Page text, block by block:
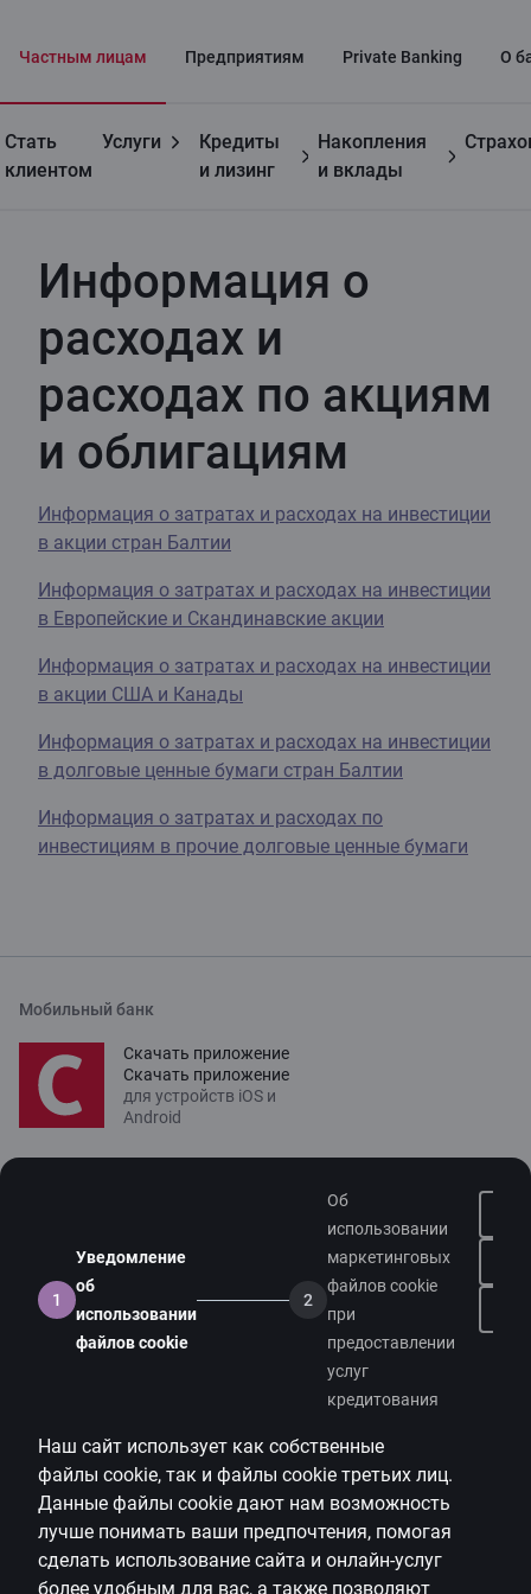
1
Уведомление
об
использовании
файлов cookie
2
Об
использовании
маркетинговых
файлов cookie
при
предоставлении
услуг
кредитования
Наш сайт использует как собственные
файлы cookie, так и файлы cookie третьих лиц.
Данные файлы cookie дают нам возможность
лучше понимать ваши предпочтения, помогая
сделать использование сайта и онлайн-услуг
более удобным для вас, а также позволяют
Частным лицaм Предприятиям Private Banking О
Стать
клиентом
Услуги
Кредиты
и лизинг
Накопления
и вклады
Полезно
Информация о расходах и расходах по акциям и
Информация о
расходах и
расходах по акциям
и облигациям
Информация о затратах и расходах на инвестиции
в акции стран Балтии
Информация о затратах и расходах на инвестиции
в Европейские и Скандинавские акции
Информация о затратах и расходах на инвестиции
в акции США и Канады
Информация о затратах и расходах на инвестиции
в долговые ценные бумаги стран Балтии
Информация о затратах и расходах по
инвестициям в прочие долговые ценные бумаги
Мобильный банк
Скачать приложение
Скачать приложение
для устройств iOS и
Android
Поддержка клиентов
Citadele
О банке
Карьера
Citadele блог
Правила пользования страницей